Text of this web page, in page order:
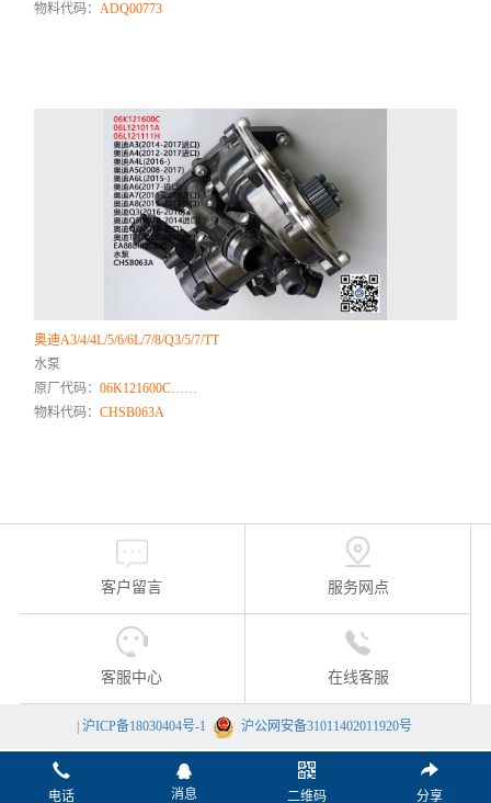
物料代码：ADQ00773
奥迪A3/4/4L/5/6/6L/7/8/Q3/5/7/TT
水泵
原厂代码：06K121600C……
物料代码：CHSB063A
客户留言 服务网点
客服中心 在线客服
沪ICP备18030404号-1 沪公网安备31011402011920号
电话 消息 二维码 分享